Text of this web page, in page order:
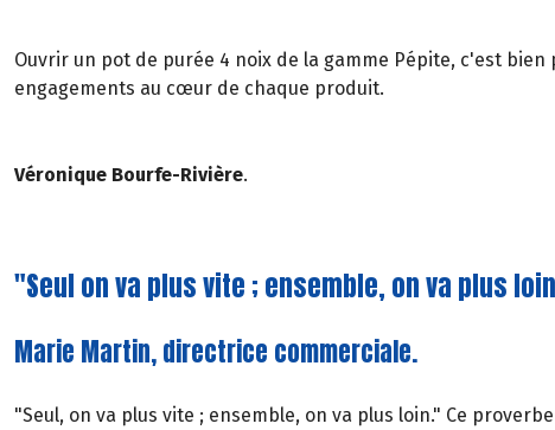
Ouvrir un pot de purée 4 noix de la gamme Pépite, c'est
engagements au cœur de chaque produit.
Véronique Bourfe-Rivière.
"Seul on va plus vite ; ensemble, on va plus
Marie Martin, directrice commerciale.
"Seul, on va plus vite ; ensemble, on va plus loin." Ce